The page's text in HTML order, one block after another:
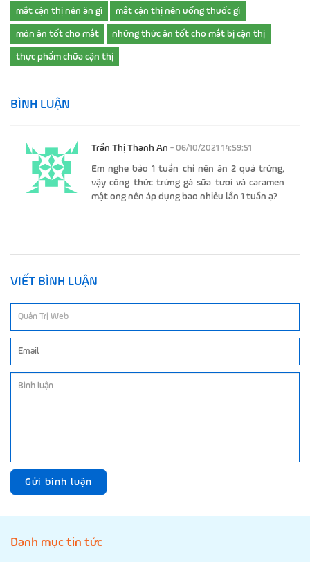
mắt cận thị nên ăn gì mắt cận thị nên uống thuốc gì
món ăn tốt cho mắt những thức ăn tốt cho mắt bị cận thị
thực phẩm chữa cận thị
BÌNH LUẬN
Trần Thị Thanh An - 06/10/2021 14:59:51
Em nghe bảo 1 tuần chỉ nên ăn 2 quả trứng,
vậy công thức trứng gà sữa tươi và caramen
mật ong nên áp dụng bao nhiêu lần 1 tuần ạ?
VIẾT BÌNH LUẬN
Gửi bình luận
Danh mục tin tức